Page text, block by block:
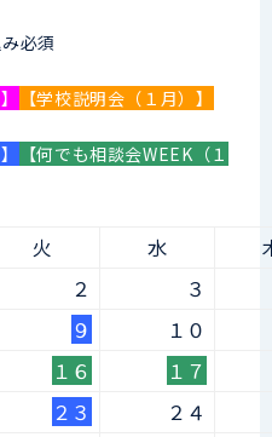
必須
【学校説明会（１月）】
【何でも相談会WEEK（１
火 水
２
３
９
１０
１６
１７
２３
２４